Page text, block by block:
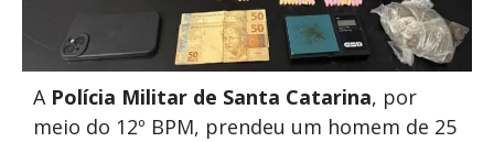
A Polícia Militar de Santa Catarina, por
meio do 12º BPM, prendeu um homem de 25